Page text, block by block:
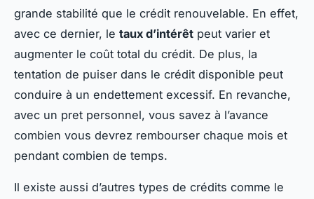
grande stabilité que le crédit renouvelable. En effet,
avec ce dernier, le taux d’intérêt peut varier et
augmenter le coût total du crédit. De plus, la
tentation de puiser dans le crédit disponible peut
conduire à un endettement excessif. En revanche,
avec un pret personnel, vous savez à l’avance
combien vous devrez rembourser chaque mois et
pendant combien de temps.
Il existe aussi d’autres types de crédits comme le